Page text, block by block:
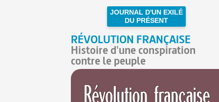
JOURNAL D'UN EXILÉ
DU PRÉSENT
RÉVOLUTION FRANÇAISE
Histoire d'une conspiration
contre le peuple